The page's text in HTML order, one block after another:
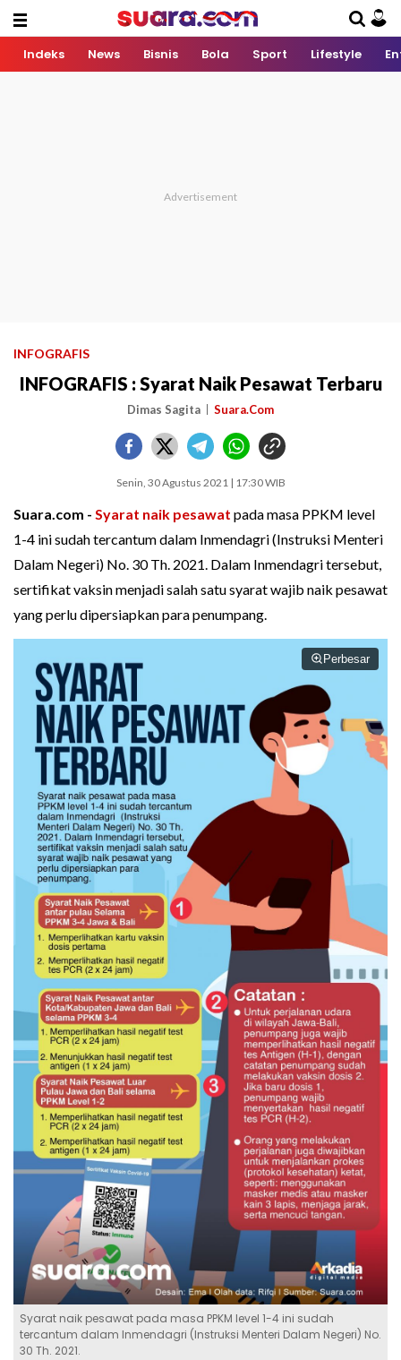
Indeks News Bisnis Bola Sport Lifestyle
INFOGRAFIS
INFOGRAFIS : Syarat Naik Pesawat Terbaru
Dimas Sagita Suara.Com
Senin, 30 Agustus 2021 | 17:30 WIB
Suara.com - Syarat naik pesawat pada masa PPKM level
1-4 ini sudah tercantum dalam Inmendagri (Instruksi Menteri
Dalam Negeri) No. 30 Th. 2021. Dalam Inmendagri tersebut,
sertifikat vaksin menjadi salah satu syarat wajib naik pesawat
yang perlu dipersiapkan para penumpang.
Perbesar
Syarat naik pesawat pada masa PPKM level 1-4 ini sudah
tercantum dalam Inmendagri (Instruksi Menteri Dalam Negeri) No.
30 Th. 2021.